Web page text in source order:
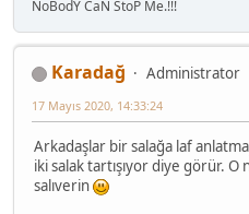
NoBodY CaN StoP Me.!!!
Karadağ
Administrator
17 Mayıs 2020, 14:33:24
Arkadaşlar bir salağa laf
iki salak tartışıyor diye görür. O
salıverin